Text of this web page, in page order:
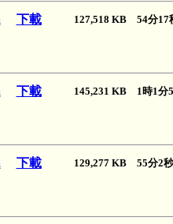
下載
127,518 KB 54分
下載
145,231 KB 1時1
下載
129,277 KB 55分